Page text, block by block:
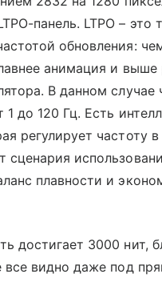
панель. LTPO – это
обновления:
анимация и выше
В данном случае
1 до 120 Гц. Есть
регулирует частоту в
сценария
плавности и
достигает 3000 нит,
все видно даже под